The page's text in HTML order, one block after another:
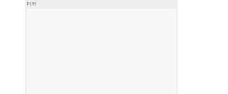
PUB